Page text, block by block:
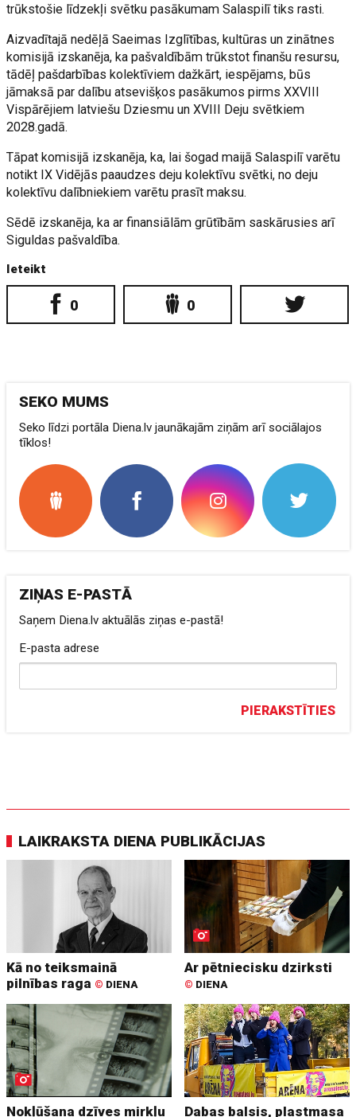
trūkstošie līdzekļi svētku pasākumam Salaspilī tiks rasti.
Aizvadītajā nedēļā Saeimas Izglītības, kultūras un zinātnes
komisijā izskanēja, ka pašvaldībām trūkstot finanšu resursu,
tādēļ pašdarbības kolektīviem dažkārt, iespējams, būs
jāmaksā par dalību atsevišķos pasākumos pirms XXVIII
Vispārējiem latviešu Dziesmu un XVIII Deju svētkiem
2028.gadā.
Tāpat komisijā izskanēja, ka, lai šogad maijā Salaspilī varētu
notikt IX Vidējās paaudzes deju kolektīvu svētki, no deju
kolektīvu dalībniekiem varētu prasīt maksu.
Sēdē izskanēja, ka ar finansiālām grūtībām saskārusies arī
Siguldas pašvaldība.
Ieteikt
0 0
SEKO MUMS
Seko līdzi portāla Diena.lv jaunākajām ziņām arī sociālajos
tīklos!
ZIŅAS E-PASTĀ
Saņem Diena.lv aktuālās ziņas e-pastā!
E-pasta adrese
PIERAKSTĪTIES
LAIKRAKSTA DIENA PUBLIKĀCIJAS
Kā no teiksmainā
pilnības raga © DIENA
Ar pētniecisku dzirksti
© DIENA
Nokļūšana dzīves mirkļu Dabas balsis, plastmasa